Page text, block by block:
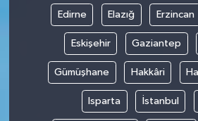
Edirne Elazığ Erzincan
Eskişehir Gaziantep
Gümüşhane Hakkâri
Isparta İstanbul